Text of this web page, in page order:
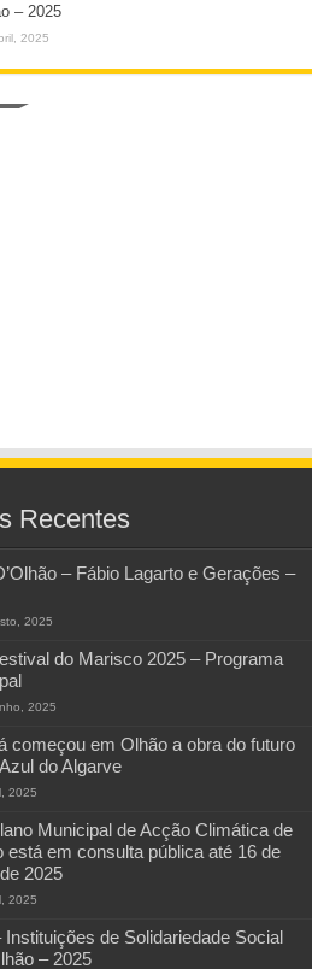
– 2025
2025
Recentes
– Fábio Lagarto e Gerações –
2025
do Marisco 2025 – Programa
2025
começou em Olhão a obra do futuro
do Algarve
2025
Municipal de Acção Climática de
está em consulta pública até 16 de
2025
2025
Instituições de Solidariedade Social
– 2025